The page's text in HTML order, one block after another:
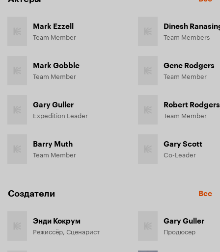
Mark Ezzell
Team Member
Mark Gobble
Team Member
Gary Guller
Expedition Leader
Barry Muth
Team Member
Dinesh
Team Members
Gene Rodgers
Team Member
Robert Rodgers
Team Member
Gary Scott
Co-Leader
Создатели Все
Энди Кокрум
Режиссёр, Сценарист
Gary Guller
Продюсер